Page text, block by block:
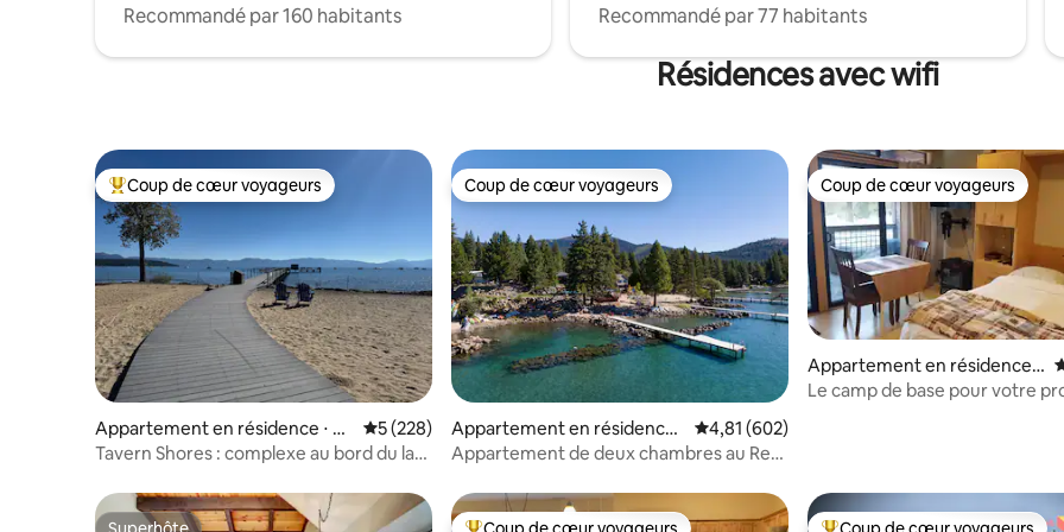
Recommandé par 160 habitants
Recommandé par 77 habitants
Résidences avec wifi
Coups de cœur voyageurs les plus appréciés
Coup de cœur voyageurs
Appartement en résidence ⋅ Ta
hoe City
Évaluation moyenne sur la base de 228 commentaires : 5 sur 5
5 (228)
Tavern Shores : complexe au bord du lac
Coup de cœur voyageurs
Coup de cœur voyageurs
Appartement en résidence ⋅
Tahoe Vista
Évaluation moyenne sur la base de 602
4,81 (602)
Appartement de deux chambres au Red
Coup de cœur voyageurs
Coup de cœur voyageurs
Appartement en résidence ⋅
Truckee
Le camp de base pour votre